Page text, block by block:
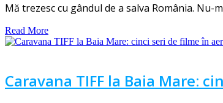
Mă trezesc cu gândul de a salva România. Nu-
Read More
Caravana TIFF la Baia Mare: